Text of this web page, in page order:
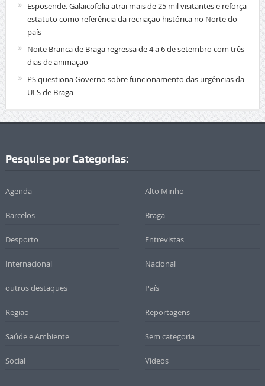
Esposende. Galaicofolia atrai mais de 25 mil visitantes e reforça
estatuto como referência da recriação histórica no Norte do
país
Noite Branca de Braga regressa de 4 a 6 de setembro com três
dias de animação
PS questiona Governo sobre funcionamento das urgências da
ULS de Braga
Pesquise por Categorias:
Agenda Alto Minho
Barcelos Braga
Desporto Entrevistas
Internacional Nacional
outros destaques País
Região Reportagens
Saúde e Ambiente Sem categoria
Social Vídeos